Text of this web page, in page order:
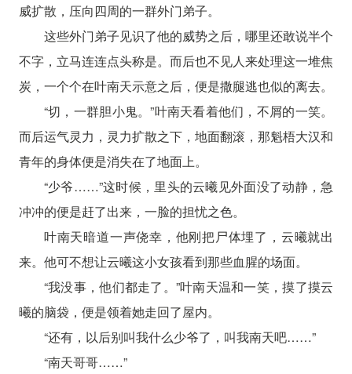
威扩散，压向四周的一群外门弟子。
这些外门弟子见识了他的威势之后，哪里还敢说半个
不字，立马连连点头称是。而后也不见人来处理这一堆焦
炭，一个个在叶南天示意之后，便是撒腿逃也似的离去。
“切，一群胆小鬼。”叶南天看着他们，不屑的一笑。
而后运气灵力，灵力扩散之下，地面翻滚，那魁梧大汉和
青年的身体便是消失在了地面上。
“少爷……”这时候，里头的云曦见外面没了动静，急
冲冲的便是赶了出来，一脸的担忧之色。
叶南天暗道一声侥幸，他刚把尸体埋了，云曦就出
来。他可不想让云曦这小女孩看到那些血腥的场面。
“我没事，他们都走了。”叶南天温和一笑，摸了摸云
曦的脑袋，便是领着她走回了屋内。
“还有，以后别叫我什么少爷了，叫我南天吧……”
“南天哥哥……”